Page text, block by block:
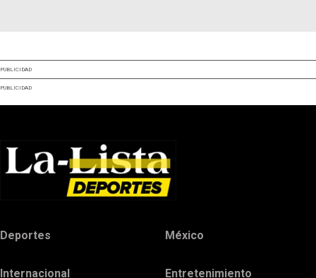
PUBLICIDAD
PUBLICIDAD
Deportes México
Internacional Entretenimiento